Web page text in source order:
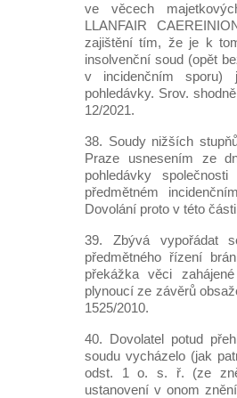
ve věcech
LLANFAIR
zajištění tím, že je k
insolvenční soud (opět
v incidenčním sporu)
pohledávky. Srov.
12/2021.
38. Soudy nižších
Praze usnesením ze
pohledávky
předmětném
Dovolání proto v této
39. Zbývá vypořádat
předmětného řízení
překážka věci
plynoucí ze závěrů
1525/2010.
40. Dovolatel potud
soudu vycházelo (jak
odst. 1 o. s. ř. (ze
ustanovení v onom